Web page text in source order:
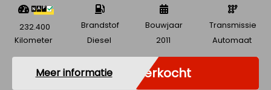
232.400
Kilometer
Brandstof
Diesel
Bouwjaar
2011
Transmissie
Automaat
Meer informatie Verkocht